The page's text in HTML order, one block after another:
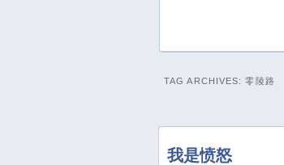
TAG ARCHIVES:零陵路
我是愤怒